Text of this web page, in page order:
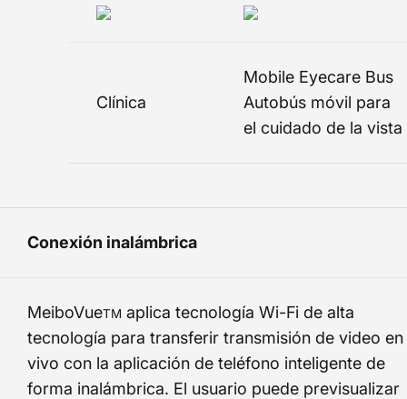
Clínica
Mobile Eyecare Bus
Autobús móvil para
el cuidado de la vista
Conexión inalámbrica
MeiboVueTM aplica tecnología Wi-Fi de alta
tecnología para transferir transmisión de video en
vivo con la aplicación de teléfono inteligente de
forma inalámbrica. El usuario puede previsualizar